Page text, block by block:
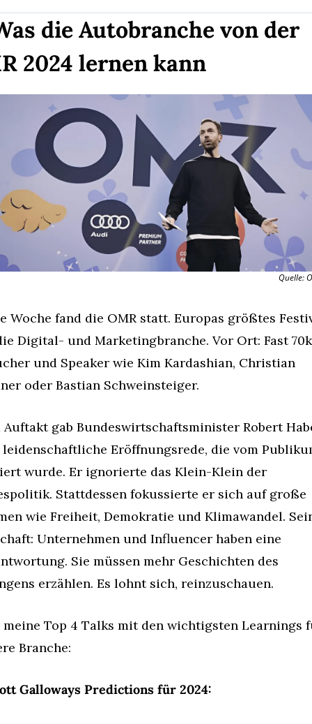
die Autobranche von der
2024 lernen kann
Quelle:
Woche fand die OMR statt. Europas größtes
Digital- und Marketingbranche. Vor Ort: Fast 70k
und Speaker wie Kim Kardashian, Christian
oder Bastian Schweinsteiger.
Auftakt gab Bundeswirtschaftsminister Robert
leidenschaftliche Eröffnungsrede, die vom
wurde. Er ignorierte das Klein-Klein der
Stattdessen fokussierte er sich auf große
wie Freiheit, Demokratie und Klimawandel.
Unternehmen und Influencer haben eine
Sie müssen mehr Geschichten des
erzählen. Es lohnt sich, reinzuschauen.
Top 4 Talks mit den wichtigsten Learnings
Branche:
Galloways Predictions für 2024: